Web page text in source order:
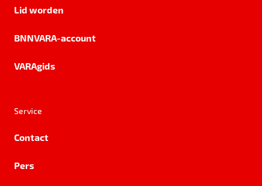
Lid worden
BNNVARA-account
VARAgids
Service
Contact
Pers